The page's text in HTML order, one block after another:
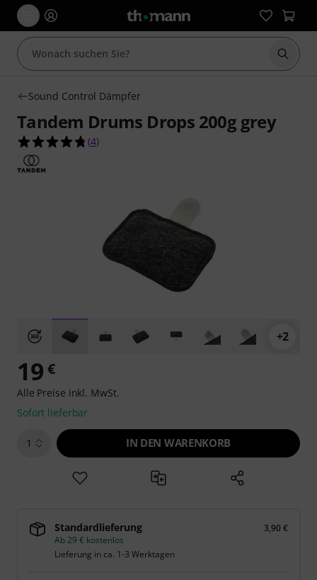
Suche
Sound Control Dämpfer
Tandem Drums Drops 200g grey
4.8 von 5 Sternen aus 4 Kundenbewertungen
(4)
+2
19 €
Alle Preise inkl. MwSt.
Sofort lieferbar
1 IN DEN WARENKORB
Standardlieferung
3,90 €
Ab 29 € kostenlos
Lieferung in ca. 1-3 Werktagen